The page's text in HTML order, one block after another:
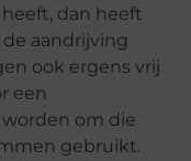
dan heeft
aandrijving
ook ergens vrij
een
om die
gebruikt.